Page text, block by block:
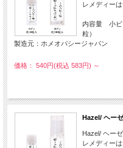
レメディー
内容量 小ビ
粒）
製造元：ホメオパシージャパン
価格： 540円(税込 583円) ～
Hazel/ ヘー
Hazel/ ヘー
レメディー